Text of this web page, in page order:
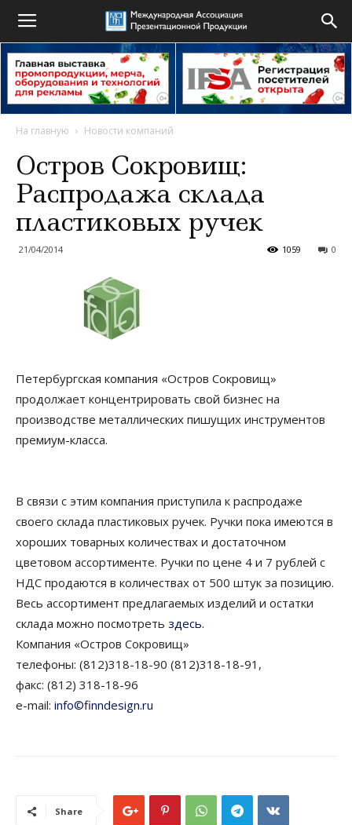
На главную Новости компаний
Остров Сокровищ:
Распродажа склада
пластиковых ручек
21/04/2014 0
1059
Петербургская компания «Остров Сокровищ»
продолжает концентрировать свой бизнес на
производстве металлических пишущих инструментов
премиум-класса.
В связи с этим компания приступила к распродаже
своего склада пластиковых ручек. Ручки пока имеются в
хороших товарных количествах и достаточном
цветовом ассортименте. Ручки по цене 4 и 7 рублей с
НДС продаются в количествах от 500 штук за позицию.
Весь ассортимент предлагаемых изделий и остатки
склада можно посмотреть здесь.
Компания «Остров Сокровищ»
телефоны: (812)318-18-90 (812)318-18-91,
факс: (812) 318-18-96
e-mail: info©finndesign.ru
Share